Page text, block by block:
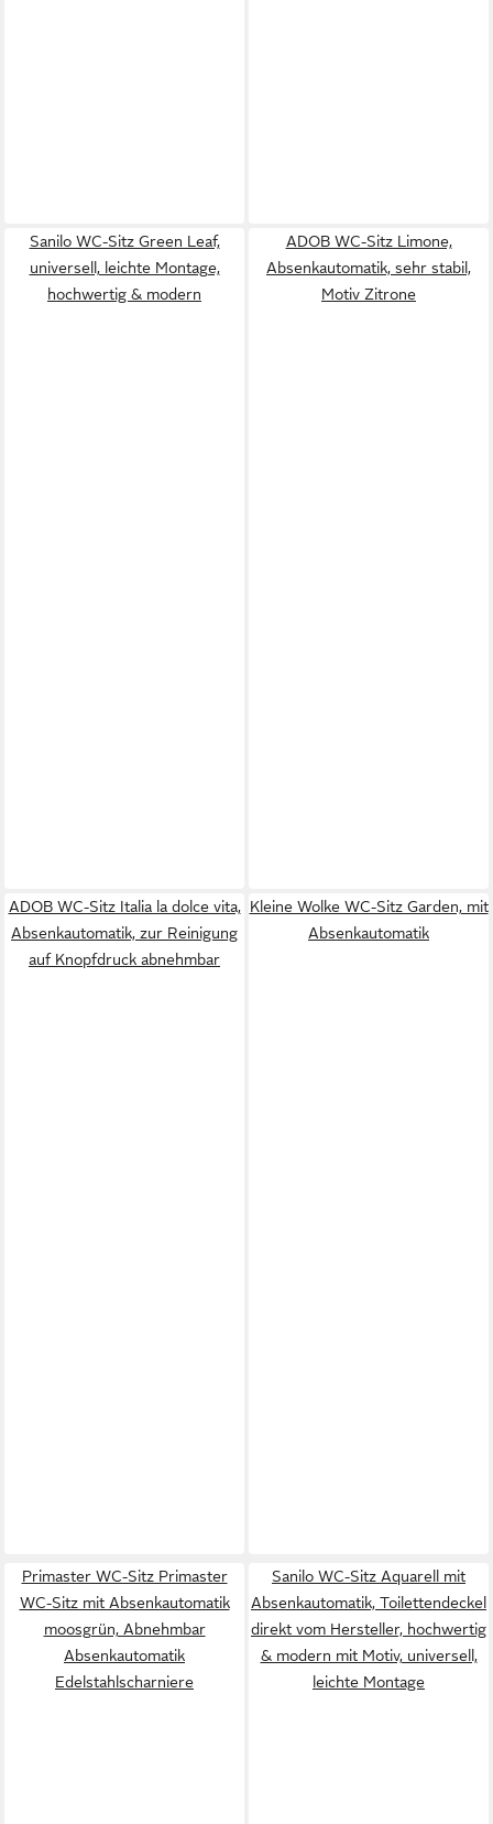
Sanilo WC-Sitz Green Leaf,
universell, leichte Montage,
hochwertig & modern
ADOB WC-Sitz Limone,
Absenkautomatik, sehr stabil,
Motiv Zitrone
ADOB WC-Sitz Italia la dolce vita,
Absenkautomatik, zur Reinigung
auf Knopfdruck abnehmbar
Kleine Wolke WC-Sitz Garden, mit
Absenkautomatik
Primaster WC-Sitz Primaster
WC-Sitz mit Absenkautomatik
moosgrün, Abnehmbar
Absenkautomatik
Edelstahlscharniere
Sanilo WC-Sitz Aquarell mit
Absenkautomatik, Toilettendeckel
direkt vom Hersteller, hochwertig
& modern mit Motiv, universell,
leichte Montage